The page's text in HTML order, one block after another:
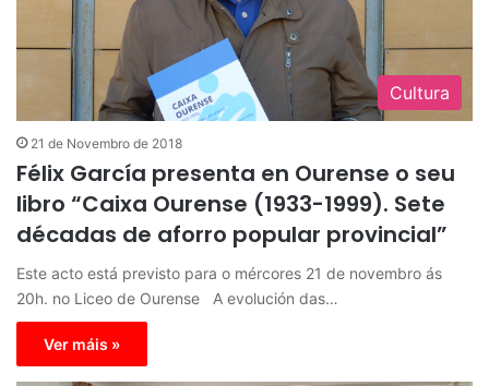
Cultura
21 de Novembro de 2018
Félix García presenta en Ourense o seu
libro “Caixa Ourense (1933-1999). Sete
décadas de aforro popular provincial”
Este acto está previsto para o mércores 21 de novembro ás
20h. no Liceo de Ourense A evolución das…
Ver máis »